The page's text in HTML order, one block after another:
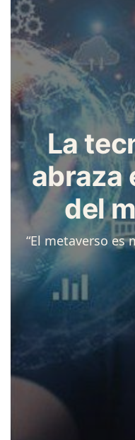
La
abraza
del
“El metaverso es